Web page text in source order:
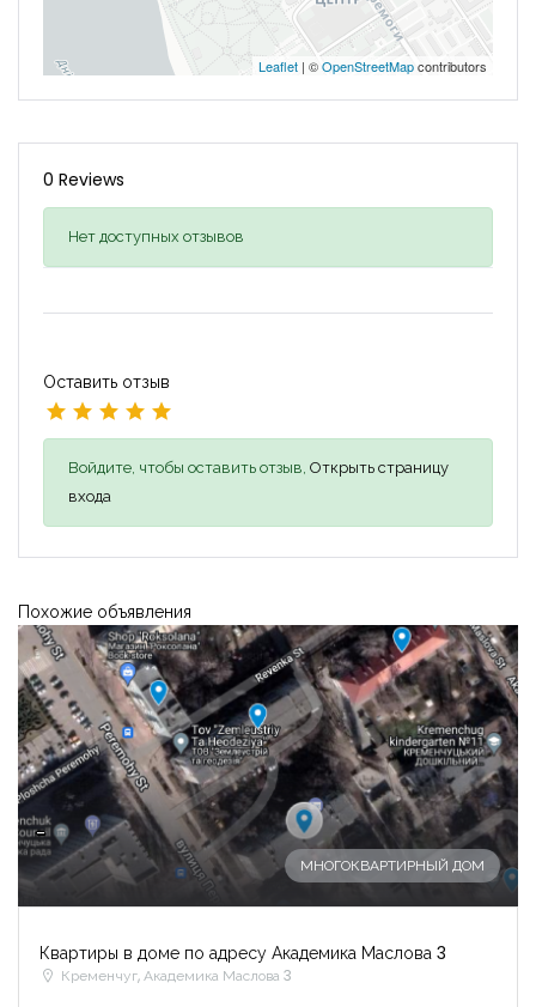
Leaflet | ©OpenStreetMapcontributors
0 Reviews
Нет доступных отзывов
Оставить отзыв
Войдите, чтобы оставить отзыв, Открыть страницу
входа
Похожие объявления
-
МНОГОКВАРТИРНЫЙ ДОМ
Квартиры в доме по адресу Академика Маслова 3
Кременчуг, Академика Маслова 3